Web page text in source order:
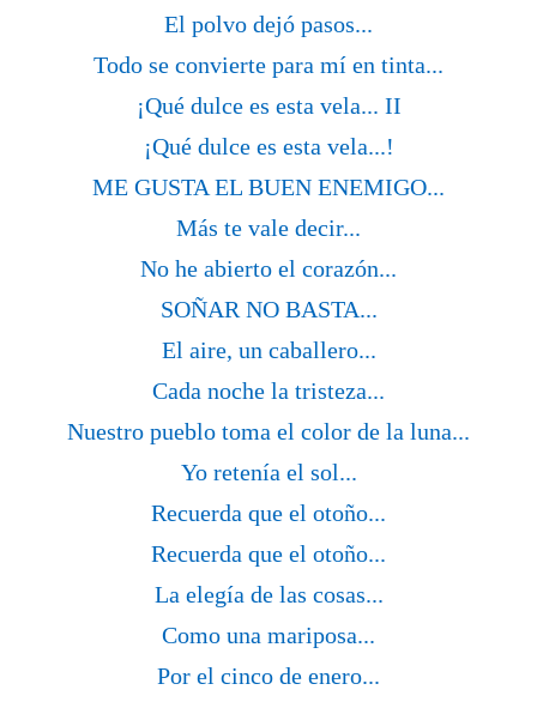
El polvo dejó pasos...
Todo se convierte para mí en tinta...
¡Qué dulce es esta vela... II
¡Qué dulce es esta vela...!
ME GUSTA EL BUEN ENEMIGO...
Más te vale decir...
No he abierto el corazón...
SOÑAR NO BASTA...
El aire, un caballero...
Cada noche la tristeza...
Nuestro pueblo toma el color de la luna...
Yo retenía el sol...
Recuerda que el otoño...
Recuerda que el otoño...
La elegía de las cosas...
Como una mariposa...
Por el cinco de enero...